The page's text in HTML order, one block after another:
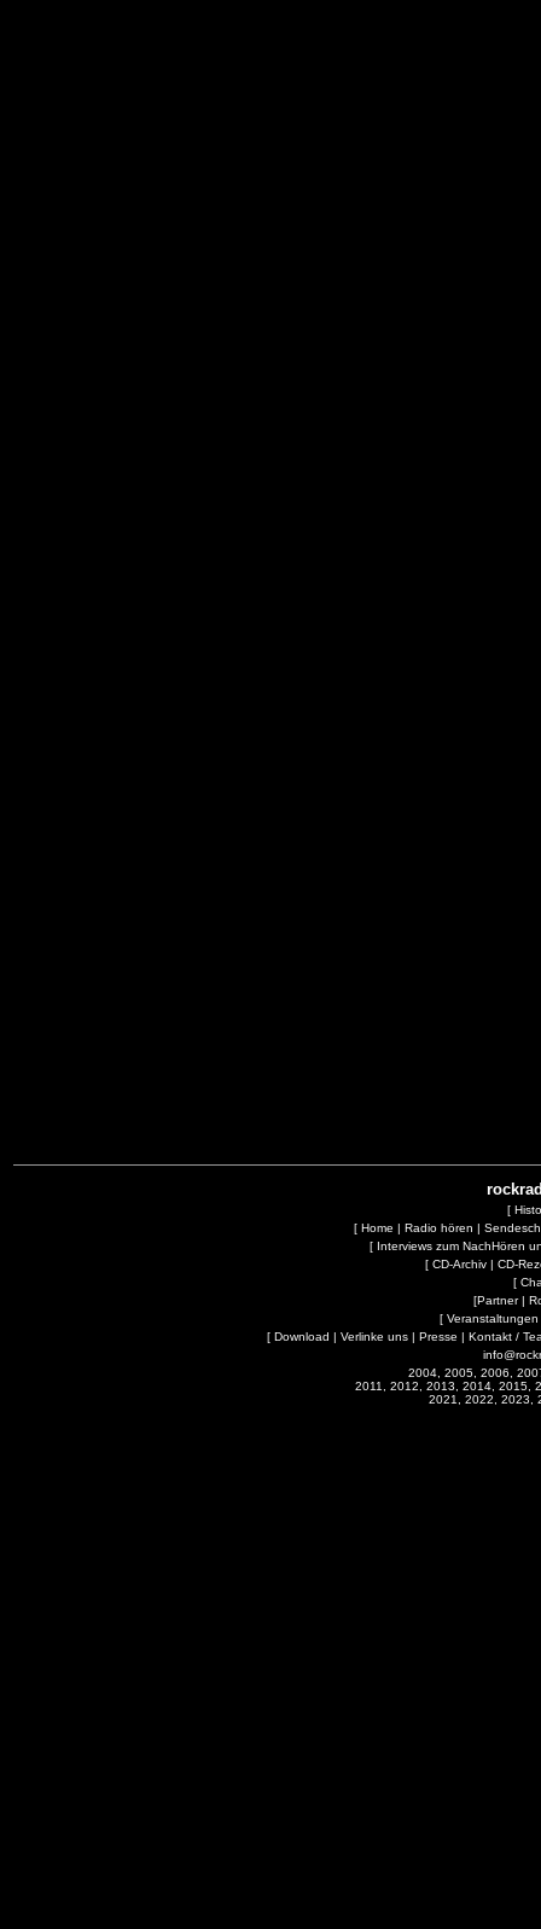
[
[ Home | Radio hören |
[ Interviews zum NachHören
[ CD-Archiv| CD-
[
[Partner|
[ Veranstaltungen
[ Download | Verlinke uns | Presse | Kontakt /
2004, 2005, 2006,
2011, 2012, 2013, 2014, 2015,
2021, 2022, 2023,